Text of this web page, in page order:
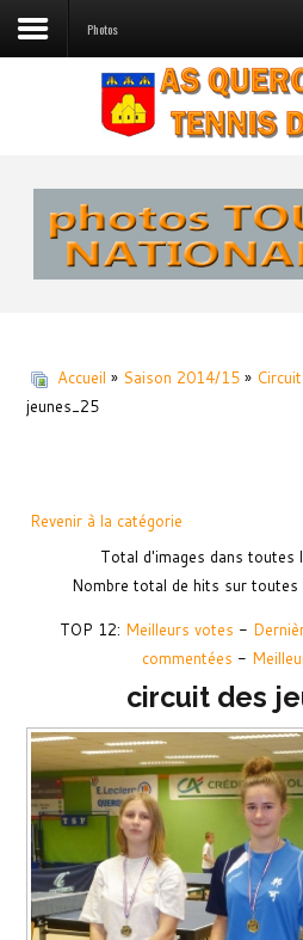
Photos
Accueil » Saison 2014/15 »
jeunes_25
Revenir à la catégorie
Total d'images dans toutes
Nombre total de hits sur
TOP 12: Meilleurs votes -
commentées -
circuit des